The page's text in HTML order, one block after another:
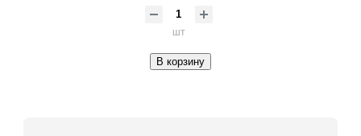
шт
В корзину